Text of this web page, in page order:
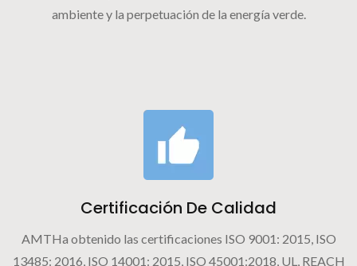
ambiente y la perpetuación de la energía verde.
Certificación De Calidad
AMTHa obtenido las certificaciones ISO 9001: 2015, ISO
13485: 2016, ISO 14001: 2015, ISO 45001:2018, UL, REACH